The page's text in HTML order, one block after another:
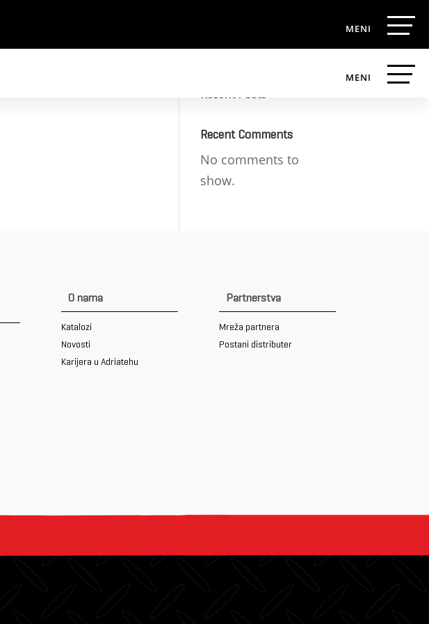
Recent Posts
Recent Comments
No comments to
show.
O nama
Katalozi
Novosti
Karijera u Adriatehu
Partnerstva
Mreža partnera
Postani distributer